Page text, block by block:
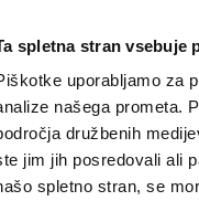
spletna stran vsebuje
uporabljamo za
našega prometa.
družbenih
jim jih posredovali ali
spletno stran, se
četrtek,
6. avgusta 2026